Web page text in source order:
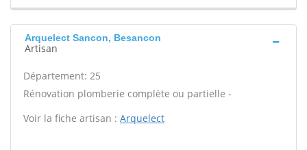
Arquelect Sancon, Besancon
Artisan
Département: 25
Rénovation plomberie complète ou partielle -
Voir la fiche artisan : Arquelect